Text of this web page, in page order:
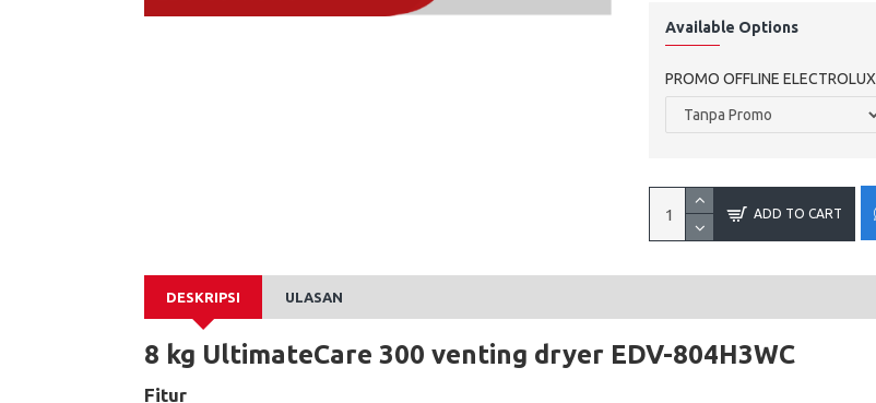
Available Options
PROMO OFFLINE ELECTROLUX
ADD TO CART
DESKRIPSI ULASAN
8 kg UltimateCare 300 venting dryer EDV-804H3WC
Fitur